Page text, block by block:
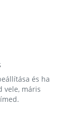
és ha
vele, máris